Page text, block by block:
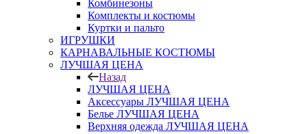
Комбинезоны
Комплекты и костюмы
Куртки и пальто
ИГРУШКИ
КАРНАВАЛЬНЫЕ КОСТЮМЫ
ЛУЧШАЯ ЦЕНА
Назад
ЛУЧШАЯ ЦЕНА
Аксессуары ЛУЧШАЯ ЦЕНА
Белье ЛУЧШАЯ ЦЕНА
Верхняя одежда ЛУЧШАЯ ЦЕНА